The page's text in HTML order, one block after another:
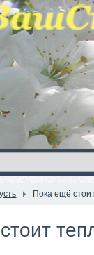
Пока ещё